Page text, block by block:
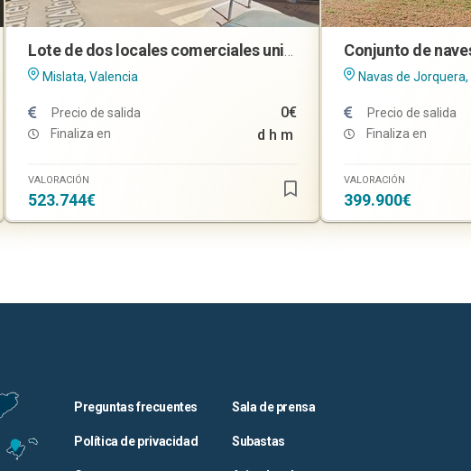
Lote de dos locales comerciales unidos en Mislata (Valencia)
Mislata, Valencia
Precio de salida 0€
Finaliza en d h m
VALORACIÓN
523.744€
Navas de
Precio de salida
Finaliza en
VALORACIÓN
399.900€
Preguntas frecuentes Sala de prensa
Política de privacidad Subastas